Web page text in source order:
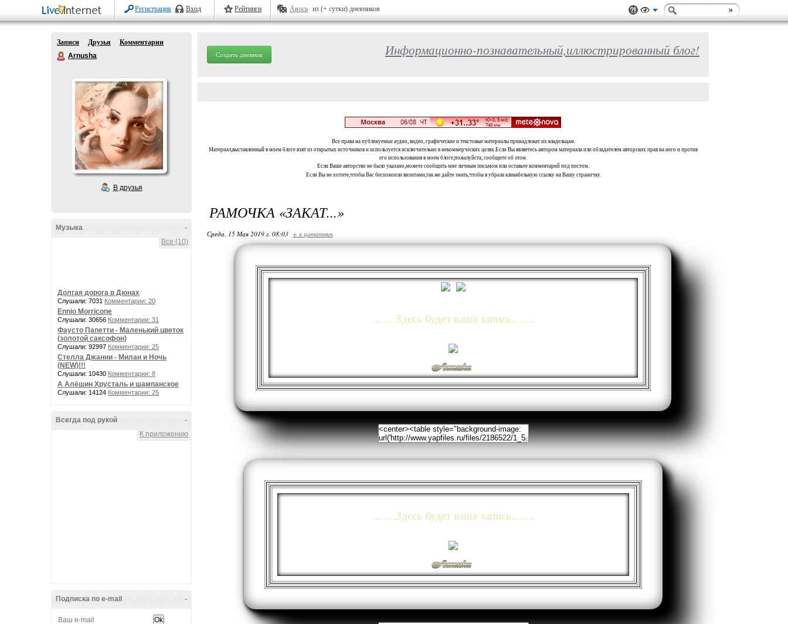
Регистрация Вход Рейтинги Авось из (+ сутки) дневников
Записи Друзья
Комментарии
Arnusha
В друзья
-
Музыка
Все (10)
Долгая дорога в Дюнах
Слушали: 7031 Комментарии: 20
Ennio Morricone
Слушали: 30656 Комментарии: 31
Фаусто Папетти - Маленький цветок
(золотой саксофон)
Слушали: 92997 Комментарии: 25
Стелла Джанни - Милан и Ночь
(NEW)!!!
Слушали: 10430 Комментарии: 8
А Алёшин Хрусталь и шампанское
Слушали: 14124 Комментарии: 25
-
Всегда под рукой
К приложению
-
Подписка по e-mail
Создать дневник Информационно-познавательный,иллюстрированный блог!
Все права на публикуемые аудио, видео, графические и текстовые материалы принадлежат их владельцам.
Материал,выставленный в моем блоге взят из открытых источников и используется исключительно в некоммерческих целях.Если Вы являетесь автором материала или обладателем авторских прав на него и против
его использования в моем блоге,пожалуйста, сообщите об этом.
Если Ваше авторство не было указано,можете сообщить мне личным письмом или оставьте комментарий под постом.
Если Вы не хотите,чтобы Вас беспокоили визитами,так же дайте знать,чтобы я убрала кликабельную ссылку на Вашу страничку.
РАМОЧКА «ЗАКАТ...»
Среда, 15 Мая 2019 г. 08:03 + в цитатник
........Здесь будет ваша запись........
........Здесь будет ваша запись........